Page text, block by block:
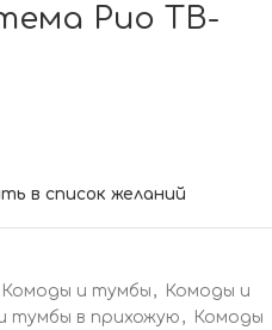
Рио ТВ-
в список желаний
Комоды и тумбы ,
Комоды и
тумбы в прихожую ,
Комоды